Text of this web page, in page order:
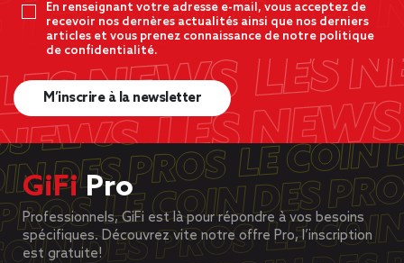
En renseignant votre adresse e-mail, vous acceptez de
recevoir nos dernères actualités ainsi que nos derniers
articles et vous prenez connaissance de notre politique
de confidentialité.
M’inscrire à la newsletter
GiFiPro
Professionnels, GiFi est là pour répondre à vos besoins
spécifiques. Découvrez vite notre offre Pro, l’inscription
est gratuite!